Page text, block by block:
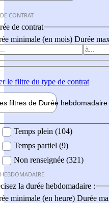
CONTRAT
de contrat
minimale (en mois) Durée
le filtre du type de contrat
filtres de Durée hebdomadaire
Temps plein (104)
Temps partiel (9)
Non renseignée (321)
la durée hebdomadaire :
minimale (en heure) Durée